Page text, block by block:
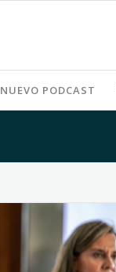
NUEVO PODCAST